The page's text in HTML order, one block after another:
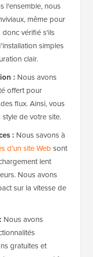
l'ensemble, nous
même pour
vérifié s'ils
simples
clair.
: Nous avons
offert pour
flux. Ainsi, vous
de votre site.
: Nous savons à
d’un site Web sont
lent
Nous avons
sur la vitesse de
Nous avons
gratuites et